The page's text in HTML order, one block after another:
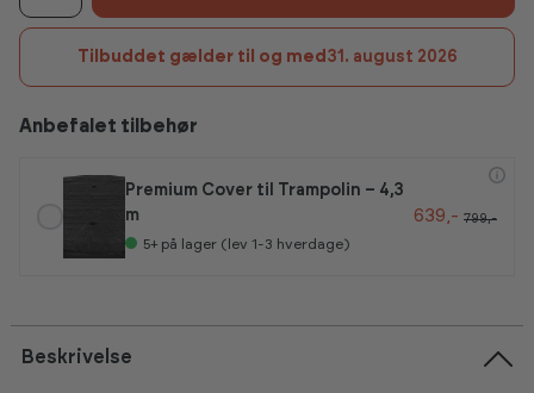
Tilbuddet gælder til og med 31. august 2026
Anbefalet tilbehør
Premium Cover til Trampolin – 4,3
m
5+ på lager (lev 1-3 hverdage)
639,- 799,-
Beskrivelse